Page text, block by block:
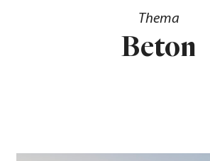
Thema
Beton